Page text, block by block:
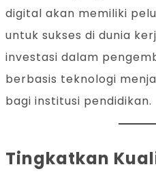
digital akan memiliki
untuk sukses di dunia
investasi dalam
berbasis teknologi
bagi institusi pendidikan.
Tingkatkan